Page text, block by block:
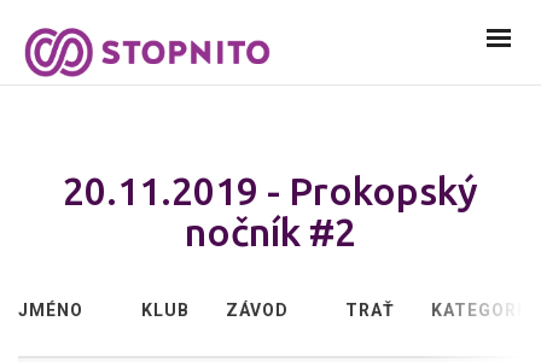
20.11.2019 - Prokopský
nočník #2
JMÉNO KLUB ZÁVOD TRAŤ KATEGORIE